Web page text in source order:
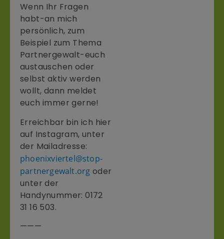
Wenn Ihr Fragen
habt-an mich
persönlich, zum
Beispiel zum Thema
Partnergewalt-euch
austauschen oder
selbst aktiv werden
wollt, dann meldet
euch immer gerne!
Erreichbar bin ich hier
auf Instagram, unter
der Mailadresse:
phoenixviertel@stop-
partnergewalt.org oder
unter der
Handynummer: 0172
31 16 503.
———